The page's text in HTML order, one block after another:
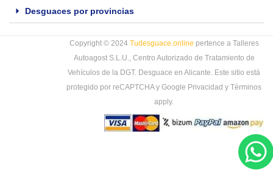
Desguaces por provincias
Copyright © 2024 Tudesguace.online pertence a Talleres
Autoagost S.L.U., Centro Autorizado de Tratamiento de
Vehículos de la DGT. Desguace en Alicante. Este sitio está
protegido por reCAPTCHA y Google Privacidad y Términos
apply.